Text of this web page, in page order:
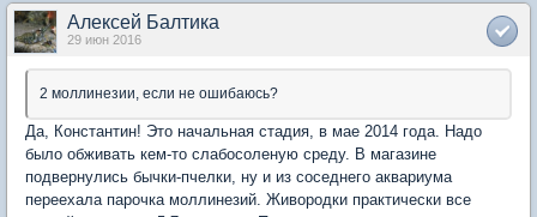
Алексей Балтика
29 июн 2016
2 моллинезии, если не ошибаюсь?
Да, Константин! Это начальная стадия, в мае 2014 года. Надо
было обживать кем-то слабосоленую среду. В магазине
подвернулись бычки-пчелки, ну и из соседнего аквариума
переехала парочка моллинезий. Живородки практически все